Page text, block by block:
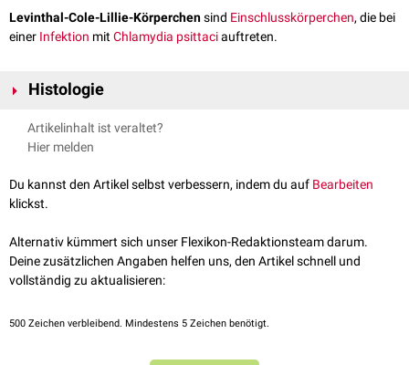
Levinthal-Cole-Lillie-Körperchensind Einschlusskörperchen, die bei
einer Infektion mitChlamydia psittaciauftreten.
Histologie
Chlamydia psittaci lagert sich intrazellulär zu Mikrokolonien zusammen,
Giemsa-Färbung
Artikelinhalt ist veraltet?
Hier melden
Du kannst den Artikel selbst verbessern, indem du auf Bearbeiten
klickst.
Alternativ kümmert sich unser Flexikon-Redaktionsteam darum.
Deine zusätzlichen Angaben helfen uns, den Artikel schnell und
vollständig zu aktualisieren:
500 Zeichen verbleibend. Mindestens 5 Zeichen benötigt.